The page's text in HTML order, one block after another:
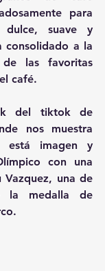
para
suave y
consolidado a la
las favoritas
café​.
nos muestra
está imagen y
con una
Vazquez, una de
la medalla de